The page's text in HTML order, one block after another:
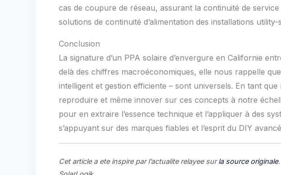
cas de coupure de réseau, assurant la continuité de
solutions de continuité d’alimentation des installations utility-
Conclusion
La signature d’un PPA solaire d’envergure en Californie
delà des chiffres macroéconomiques, elle nous rappelle
intelligent et gestion efficiente – sont universels. En tant
reproduire et même innover sur ces concepts à notre
pour en extraire l’essence technique et l’appliquer à des
s’appuyant sur des marques fiables et l’esprit du DIY
Cet article a ete inspire par l’actualite relayee surla source originale